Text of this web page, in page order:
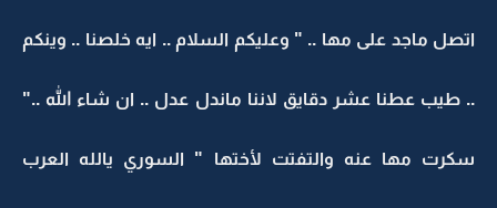
اتصل ماجد على مها .. " وعليكم السلام .. ايه خلصنا .. وينكم
.. طيب عطنا عشر دقايق لاننا ماندل عدل .. ان شاء الله .."
سكرت مها عنه والتفتت لأختها " السوري يالله العرب